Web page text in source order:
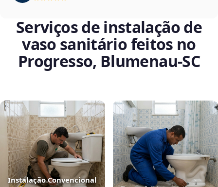
Serviços de instalação de
vaso sanitário feitos no
Progresso, Blumenau‑SC
Instalação Convencional